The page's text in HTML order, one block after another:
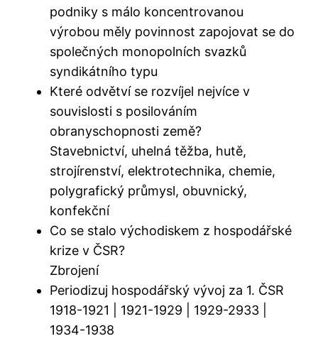
podniky s málo koncentrovanou
výrobou měly povinnost zapojovat se do
společných monopolních svazků
syndikátního typu
Které odvětví se rozvíjel nejvíce v
souvislosti s posilováním
obranyschopnosti země?
Stavebnictví, uhelná těžba, hutě,
strojírenství, elektrotechnika, chemie,
polygrafický průmysl, obuvnický,
konfekční
Co se stalo východiskem z hospodářské
krize v ČSR?
Zbrojení
Periodizuj hospodářský vývoj za 1. ČSR
1918-1921 | 1921-1929 | 1929-2933 |
1934-1938